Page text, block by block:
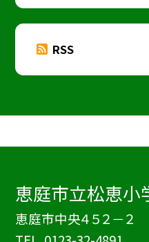
RSS
恵庭市立松恵小
恵庭市中央４５２－２